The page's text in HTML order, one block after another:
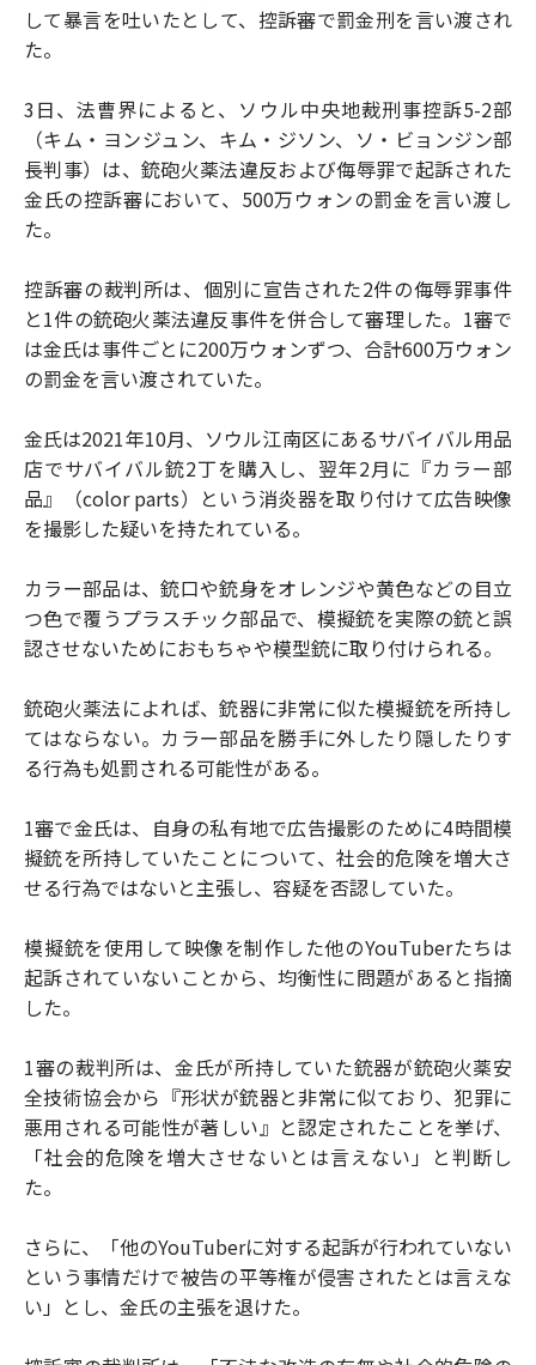
して暴言を吐いたとして、控訴審で罰金刑を言い渡され
た。
3日、法曹界によると、ソウル中央地裁刑事控訴5-2部
（キム・ヨンジュン、キム・ジソン、ソ・ビョンジン部
長判事）は、銃砲火薬法違反および侮辱罪で起訴された
金氏の控訴審において、500万ウォンの罰金を言い渡し
た。
控訴審の裁判所は、個別に宣告された2件の侮辱罪事件
と1件の銃砲火薬法違反事件を併合して審理した。1審で
は金氏は事件ごとに200万ウォンずつ、合計600万ウォン
の罰金を言い渡されていた。
金氏は2021年10月、ソウル江南区にあるサバイバル用品
店でサバイバル銃2丁を購入し、翌年2月に『カラー部
品』（color parts）という消炎器を取り付けて広告映像
を撮影した疑いを持たれている。
カラー部品は、銃口や銃身をオレンジや黄色などの目立
つ色で覆うプラスチック部品で、模擬銃を実際の銃と誤
認させないためにおもちゃや模型銃に取り付けられる。
銃砲火薬法によれば、銃器に非常に似た模擬銃を所持し
てはならない。カラー部品を勝手に外したり隠したりす
る行為も処罰される可能性がある。
1審で金氏は、自身の私有地で広告撮影のために4時間模
擬銃を所持していたことについて、社会的危険を増大さ
せる行為ではないと主張し、容疑を否認していた。
模擬銃を使用して映像を制作した他のYouTuberたちは
起訴されていないことから、均衡性に問題があると指摘
した。
1審の裁判所は、金氏が所持していた銃器が銃砲火薬安
全技術協会から『形状が銃器と非常に似ており、犯罪に
悪用される可能性が著しい』と認定されたことを挙げ、
「社会的危険を増大させないとは言えない」と判断し
た。
さらに、「他のYouTuberに対する起訴が行われていない
という事情だけで被告の平等権が侵害されたとは言えな
い」とし、金氏の主張を退けた。